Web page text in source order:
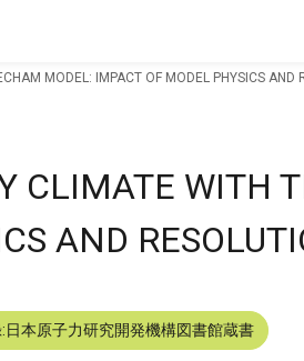
MODEL: IMPACT OF MODEL PHYSICS AND
CLIMATE WITH
AND
日本原子力研究開発機構図書館蔵書